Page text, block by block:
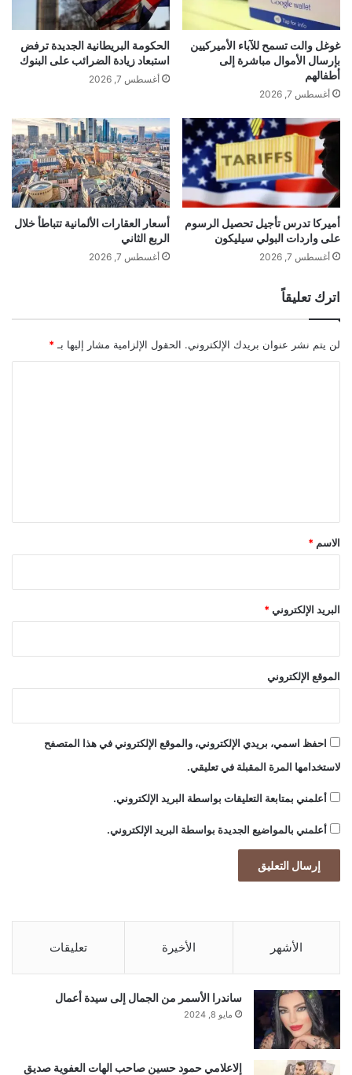
غوغل والت تسمح للآباء الأميركيين
بإرسال الأموال مباشرة إلى
أطفالهم
أغسطس 7, 2026
الحكومة البريطانية الجديدة ترفض
استبعاد زيادة الضرائب على البنوك
أغسطس 7, 2026
أميركا تدرس تأجيل تحصيل الرسوم
على واردات البولي سيليكون
أغسطس 7, 2026
أسعار العقارات الألمانية تتباطأ خلال
الربع الثاني
أغسطس 7, 2026
اترك تعليقاً
لن يتم نشر عنوان بريدك الإلكتروني. الحقول الإلزامية مشار إليها بـ *
*
الاسم *
البريد الإلكتروني*
الموقع الإلكتروني
احفظ اسمي، بريدي الإلكتروني، والموقع الإلكتروني في هذا المتصفح
لاستخدامها المرة المقبلة في تعليقي.
أعلمني بمتابعة التعليقات بواسطة البريد الإلكتروني.
أعلمني بالمواضيع الجديدة بواسطة البريد الإلكتروني.
الأشهر الأخيرة تعليقات
ساندرا الأسمر من الجمال إلى سيدة أعمال
مايو 8, 2024
إلاعلامي حمود حسين صاحب الهات العفوية صديق